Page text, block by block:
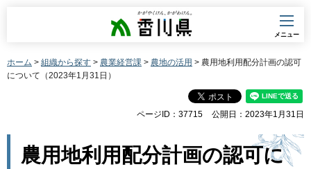
香川県
メニュー
ホーム > 組織から探す > 農業経営課 > 農地の活用 > 農用地利用配分計画の認可
について（2023年1月31日）
ページID：37715 公開日：2023年1月31日
農用地利用配分計画の認可に